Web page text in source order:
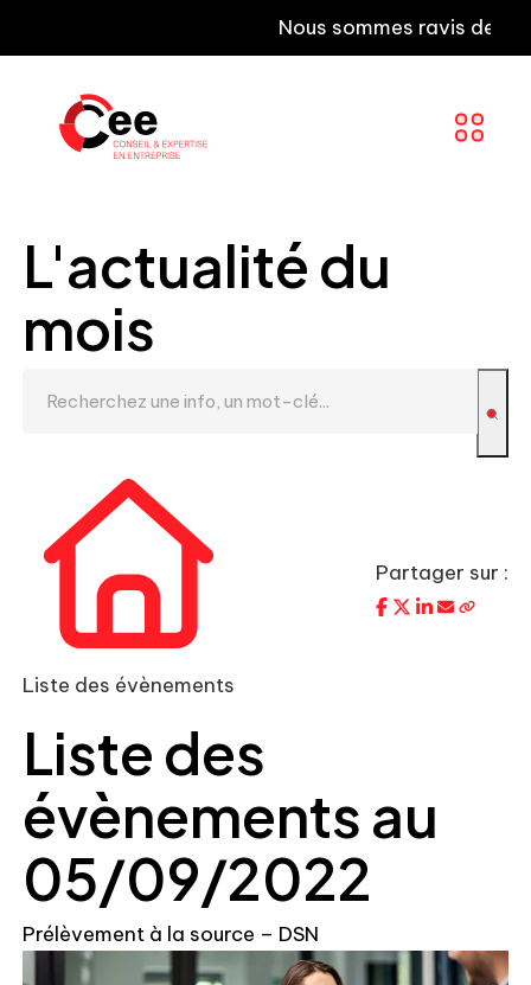
Nous sommes ravis de
L'actualité du
mois
Liste des évènements
Partager sur :
Liste des
évènements au
05/09/2022
Prélèvement à la source – DSN